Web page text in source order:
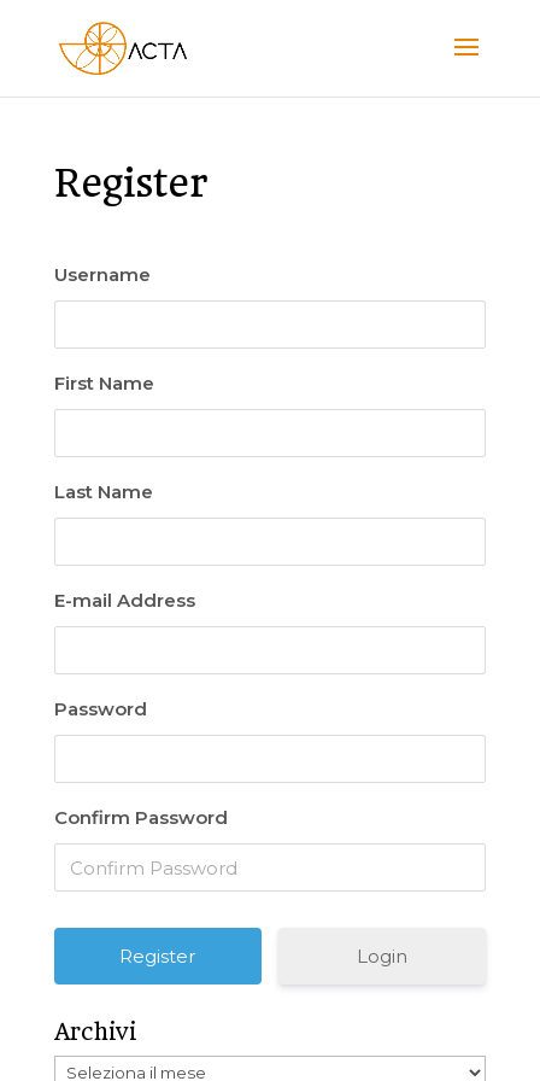
Register
Username
First Name
Last Name
E-mail Address
Password
Confirm Password
Login
Archivi
Archivi